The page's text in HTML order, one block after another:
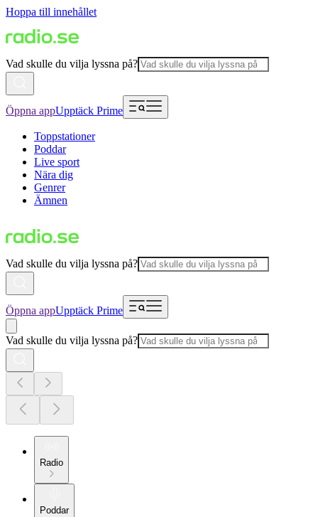
Hoppa till innehållet
Vad skulle du vilja lyssna på?
Öppna appUpptäck Prime
Toppstationer
Poddar
Live sport
Nära dig
Genrer
Ämnen
Vad skulle du vilja lyssna på?
Öppna appUpptäck Prime
Vad skulle du vilja lyssna på?
Radio
Poddar